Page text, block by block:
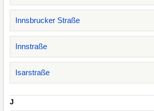
Innsbrucker Straße
Innstraße
Isarstraße
J